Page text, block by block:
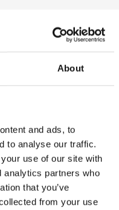
About
and ads, to
to analyse our traffic.
use of our site with
analytics partners who
that you’ve
from your use
EEN